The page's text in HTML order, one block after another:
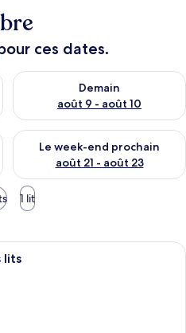
ces dates.
août 8 - août 9
Demain
août 9 - août 10
Vérifier la disponibilité pour
end août 14 - août 16
Le week-end prochain
août 21 - août 23
Vérifier la disponibilité pour
1 lit
Chambre Standard, 2 grands lits |
lits